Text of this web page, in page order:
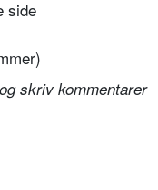
side
skriv kommentarer